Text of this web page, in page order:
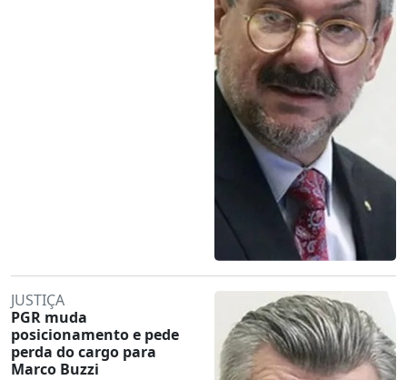
JUSTIÇA
PGR muda
posicionamento e pede
perda do cargo para
Marco Buzzi